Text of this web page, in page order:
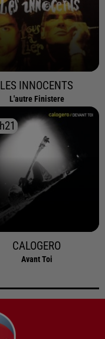
LES INNOCENTS
L'autre Finistere
CALOGERO
Avant Toi